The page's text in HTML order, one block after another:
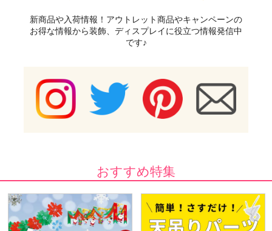
新商品や入荷情報！アウトレット商品やキャンペーンの
お得な情報から装飾、ディスプレイに役立つ情報発信中
です♪
おすすめ特集